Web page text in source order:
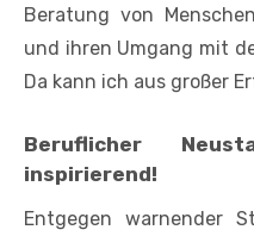
Beratung von
und ihren Umgang mit
Da kann ich aus großer
Beruflicher
inspirierend!
Entgegen warnender